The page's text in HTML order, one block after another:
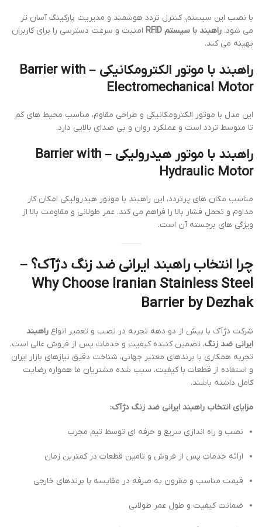
با نصب این سیستم، کنترل تردد هوشمند و مدیریت پارکینگ آسان تر
می شود. راهبند با سیستم RFID
امنیت و سرعت دسترسی را برای کاربران
بهینه می کند.
راهبند با موتور الکترومکانیکی – Barrier with
Electromechanical Motor
این مدل با موتور الکترومکانیکی و طراحی مقاوم، مناسب محیط های کم
تا متوسط تردد است و عملکرد روان و بی صدای بالایی دارد.
راهبند با موتور هیدرولیکی – Barrier with
Hydraulic Motor
مناسب مکان های پرتردد، این راهبند با موتور هیدرولیکی امکان کار
مداوم و تحمل فشار بالا را فراهم می کند. عمر طولانی و مقاومت بالا از
ویژگی های برجسته آن است.
چرا انتخاب راهبند ایرانی ضد زنگ دژآک؟ –
Why Choose Iranian Stainless Steel
Barrier by Dezhak
شرکت دژآک با بیش از دو دهه تجربه در نصب و تعمیر انواع راهبند
ایرانی ضد زنگ، تضمین کننده کیفیت و خدمات پس از فروش عالی است.
تجربه همکاری با برندهای معتبر جهانی، شناخت دقیق نیازهای بازار ایران
و استفاده از قطعات با کیفیت، سبب شده مشتریان ما همواره رضایت
کامل داشته باشند.
مزایای انتخاب راهبند ایرانی ضد زنگ دژآک:
نصب و راه اندازی سریع و حرفه ای توسط تیم مجرب
ارائه خدمات پس از فروش و تامین قطعات در کمترین زمان
قیمت مناسب و مقرون به صرفه در مقایسه با برندهای خارجی
ضمانت کیفیت و طول عمر طولانی